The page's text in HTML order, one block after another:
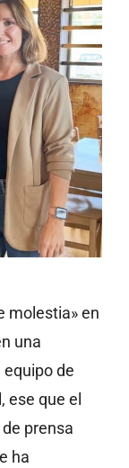
molestia» en
una
de
ese que el
prensa
ha